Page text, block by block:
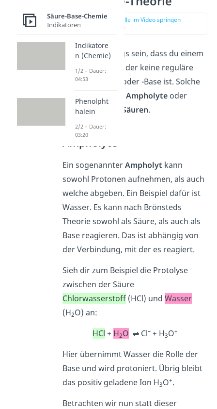
zur Stelle im Video springen
(03:25)
Es kann allerdings sein, dass du einem
Stoff begegnest, der keine reguläre
Brönsted-Säure oder -Base ist. Solche
Ausnahmen sindAmpholyte oder
mehrprotonige Säuren.
Ein sogenannterAmpholyt kann
sowohl Protonen aufnehmen, als auch
welche abgeben. Ein Beispiel dafür ist
Wasser. Es kann nach Brönsteds
Theorie sowohl als Säure, als auch als
Base reagieren. Das ist abhängig von
der Verbindung, mit der es reagiert.
Sieh dir zum Beispiel die Protolyse
zwischen der Säure
Chlorwasserstoff (HCl) undWasser
(H2O) an:
HCl + H2O ⇌ Cl–+ H3O+
Hier übernimmt Wasser die Rolle der
Base und wird protoniert. Übrig bleibt
das positiv geladene Ion H3O+.
Betrachten wir nun statt dieser
Säure-Base-Chemie
Indikatoren
Indikatore
n (Chemie)
1/2 – Dauer:
04:53
Phenolpht
halein
2/2 – Dauer:
03:20